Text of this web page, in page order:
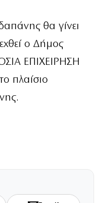
θα γίνει
ο Δήμος
ΕΠΙΧΕΙΡΗΣΗ
πλαίσιο